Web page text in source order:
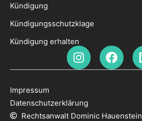
Kündigung
Kündigungsschutzklage
Kündigung erhalten
Impressum
Datenschutzerklärung
Rechtsanwalt Dominic Hauenstein